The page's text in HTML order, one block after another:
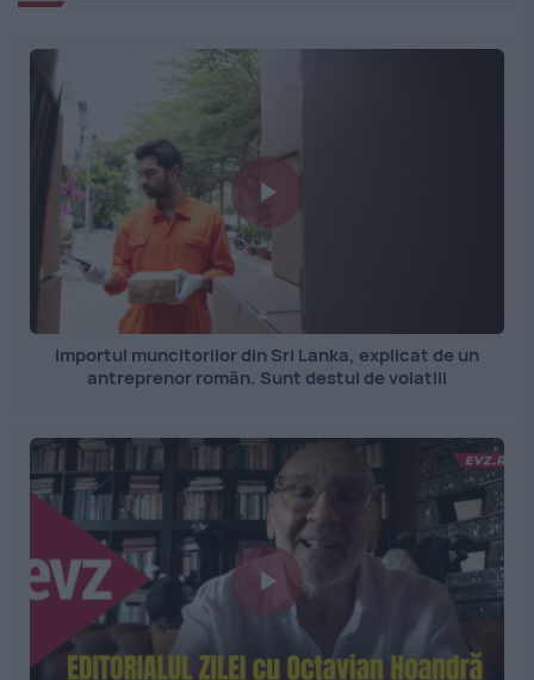
Importul muncitorilor din Sri Lanka, explicat de un
antreprenor român. Sunt destul de volatili